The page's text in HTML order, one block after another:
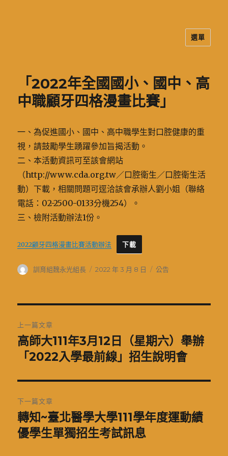
選單
「2022年全國國小、國中、高
中職顧牙四格漫畫比賽」
一、為促進國小、國中、高中職學生對口腔健康的重
視，請鼓勵學生踴躍參加旨揭活動。
二、本活動資訊可至該會網站
（http://www.cda.org.tw／口腔衛生／口腔衛生活
動）下載，相關問題可逕洽該會承辦人劉小姐（聯絡
電話：02-2500-0133分機254）。
三、檢附活動辦法1份。
2022顧牙四格漫畫比賽活動辦法 下載
作
訓育組魏永光組長
發
2022 年 3 月 8 日
分
公告
章
導
覽
上一篇文章
上
文
章:
高師大111年3月12日（星期六）舉辦
「2022入學最前線」招生說明會
下一篇文章
下
一
轉知~臺北醫學大學111學年度運動績
優學生單獨招生考試訊息